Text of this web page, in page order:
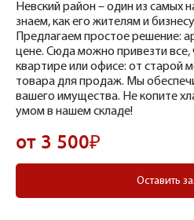
Невский район – один из самых
знаем, как его жителям и
Предлагаем простое решение:
цене. Сюда можно привезти все,
квартире или офисе: от старой
товара для продаж. Мы
вашего имущества. Не копите
умом в нашем складе!
от 3 500₽
Оставить